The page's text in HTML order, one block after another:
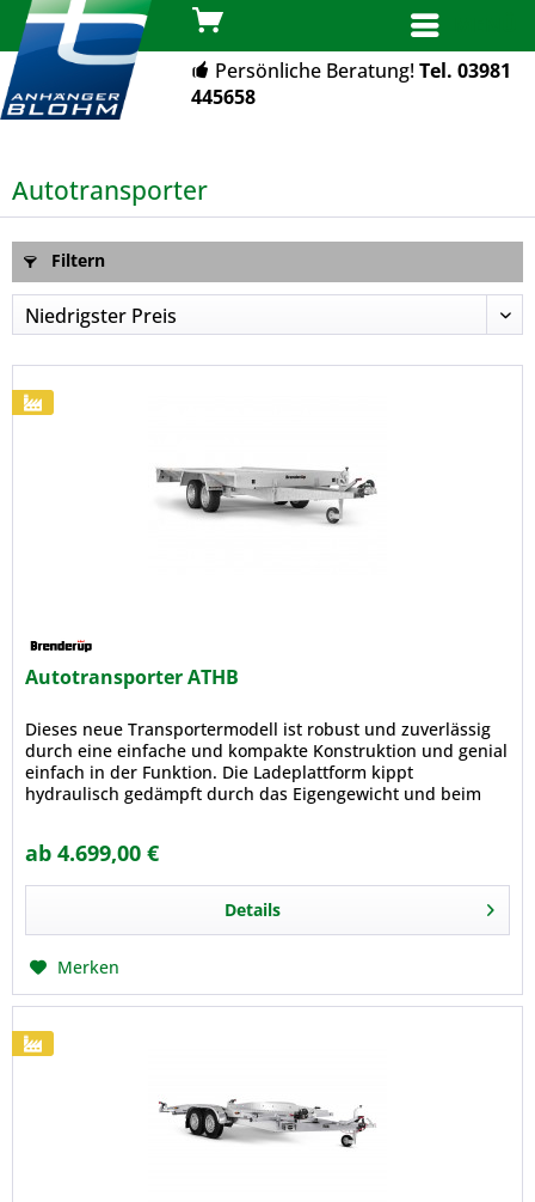
Persönliche Beratung!Tel. 03981
445658
Autotransporter
Filtern
Autotransporter ATHB
Dieses neue Transportermodell ist robust und zuverlässig
durch eine einfache und kompakte Konstruktion und genial
einfach in der Funktion. Die Ladeplattform kippt
hydraulisch gedämpft durch das Eigengewicht und beim
ab 4.699,00 €
Details
Merken